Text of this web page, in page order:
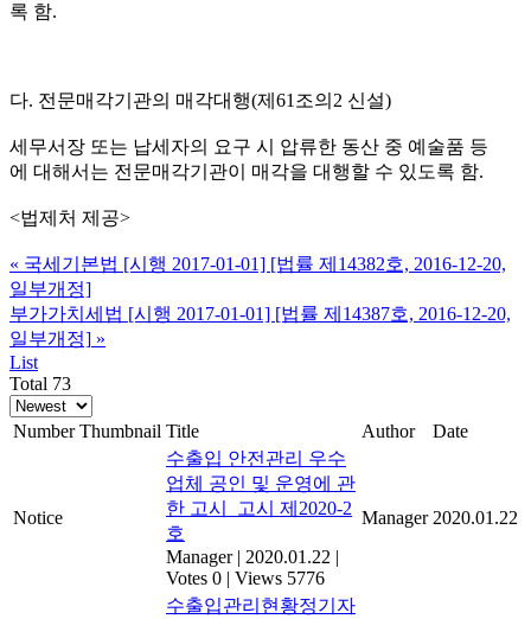
록 함.
다. 전문매각기관의 매각대행(제61조의2 신설)
세무서장 또는 납세자의 요구 시 압류한 동산 중 예술품 등
에 대해서는 전문매각기관이 매각을 대행할 수 있도록 함.
<법제처 제공>
« 국세기본법 [시행 2017-01-01] [법률 제14382호, 2016-12-20,
일부개정]
부가가치세법 [시행 2017-01-01] [법률 제14387호, 2016-12-20,
일부개정] »
List
Total 73
Number Thumbnail Title Author Date
Notice
수출입 안전관리 우수
업체 공인 및 운영에 관
한 고시_고시 제2020-2
호
Manager | 2020.01.22 |
Votes 0 | Views 5776
Manager 2020.01.22
수출입관리현황정기자